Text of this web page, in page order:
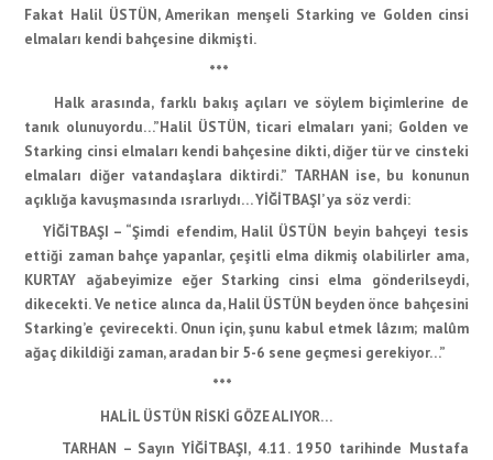
Fakat Halil ÜSTÜN, Amerikan menşeli Starking ve Golden cinsi
elmaları kendi bahçesine dikmişti.
***
Halk arasında, farklı bakış açıları ve söylem biçimlerine de
tanık olunuyordu…”Halil ÜSTÜN, ticari elmaları yani; Golden ve
Starking cinsi elmaları kendi bahçesine dikti, diğer tür ve cinsteki
elmaları diğer vatandaşlara diktirdi.” TARHAN ise, bu konunun
açıklığa kavuşmasında ısrarlıydı… YİĞİTBAŞI’ ya söz verdi:
YİĞİTBAŞI – “Şimdi efendim, Halil ÜSTÜN beyin bahçeyi tesis
ettiği zaman bahçe yapanlar, çeşitli elma dikmiş olabilirler ama,
KURTAY ağabeyimize eğer Starking cinsi elma gönderilseydi,
dikecekti. Ve netice alınca da, Halil ÜSTÜN beyden önce bahçesini
Starking’e çevirecekti. Onun için, şunu kabul etmek lâzım; malûm
ağaç dikildiği zaman, aradan bir 5-6 sene geçmesi gerekiyor…”
***
HALİL ÜSTÜN RİSKİ GÖZE ALIYOR…
TARHAN – Sayın YİĞİTBAŞI, 4.11. 1950 tarihinde Mustafa